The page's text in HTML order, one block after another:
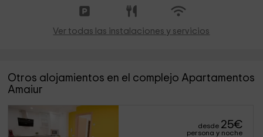
Ver todas las instalaciones y servicios
Otros alojamientos en el complejo Apartamentos
Amaiur
desde 25€
persona y noche